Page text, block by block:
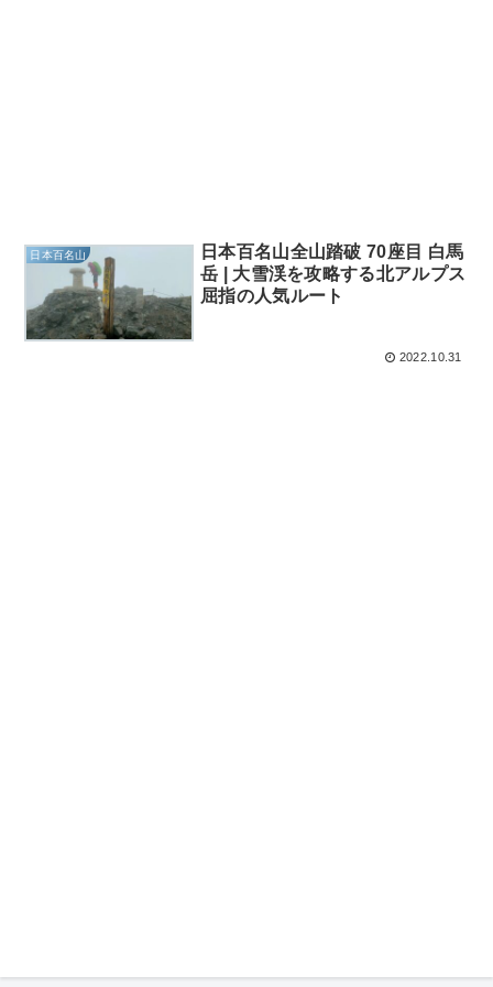
日本百名山
日本百名山全山踏破 70座目 白馬
岳 | 大雪渓を攻略する北アルプス
屈指の人気ルート
2022.10.31